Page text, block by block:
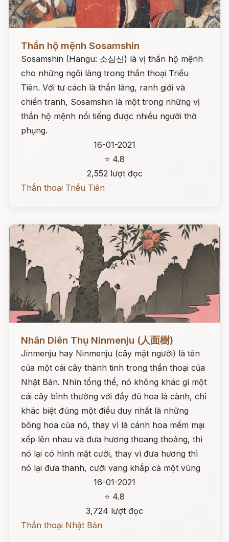
Đọc ngay
Thần hộ mệnh Sosamshin
Sosamshin (Hangu: 소삼신) là vị thần hộ mệnh
cho những ngôi làng trong thần thoại Triều
Tiên. Với tư cách là thần làng, ranh giới và
chiến tranh, Sosamshin là một trong những vị
thần hộ mệnh nổi tiếng được nhiều người thờ
phụng.
16-01-2021
⭐ 4.8
2,552 lượt đọc
Thần thoại Triều Tiên
Nhân Diên Thụ Ninmenju (人面樹)
Jinmenju hay Ninmenju (cây mặt người) là tên
của một cái cây thành tinh trong thần thoại của
Nhật Bản. Nhìn tổng thể, nó không khác gì một
cái cây bình thường với đầy đủ hoa lá cành, chỉ
khác biệt đúng một điều duy nhất là những
bông hoa của nó, thay vì là cánh hoa mềm mại
xếp lên nhau và đưa hương thoang thoảng, thì
nó lại có hình mặt cười, thay vì đưa hương thì
nó lại đưa thanh, cười vang khắp cả một vùng
16-01-2021
⭐ 4.8
3,724 lượt đọc
Thần thoại Nhật Bản